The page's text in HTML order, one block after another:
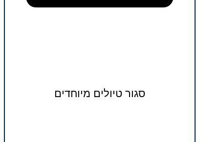
סגור טיולים מיוחדים